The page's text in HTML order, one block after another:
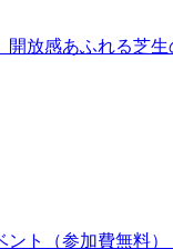
放感あふれる芝
（参加費無料）